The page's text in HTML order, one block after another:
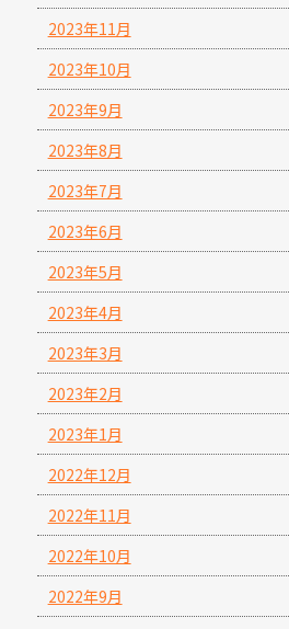
2023年11月
2023年10月
2023年9月
2023年8月
2023年7月
2023年6月
2023年5月
2023年4月
2023年3月
2023年2月
2023年1月
2022年12月
2022年11月
2022年10月
2022年9月